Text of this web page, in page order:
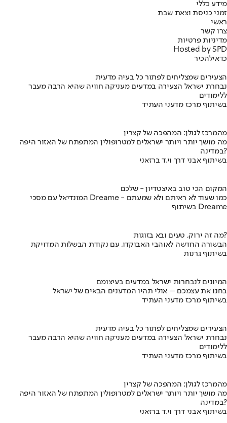
מידע כללי
זמני כניסת וצאת שבת
ראשי
צרו קשר
מדיניות פרטיות
Hosted by SPD
כדאילהכיר
הצעירים שמצליחים לפתור כל בעיה מדעית
נבחרת ישראל הצעירה במדעים מעניקה חוויה שהיא הרבה מעבר
ללימודים
בשיתוף מרכז מדעני העתיד
מהמרכז לגולן: המהפכה של קצרין
מה מושך יותר ויותר ישראלים למטרופולין המתפתח של האזור היפה
במדינה?
בשיתוף אבני דרך וי.ד ברזאני
המקום הכי טוב באיצטדיון - שלכם
המונדיאל עם מסכי Dreame - כמו שעוד לא ראיתם ולא שמעתם
בשיתוף Dreame
מה זה ירוק, טעים ובא בזוגות?
הבשורה החדשה לאוהבי האבוקדו, עם נקודת הבשלות המדויקת
בשיתוף גרנות
המיונים לנבחרות ישראל במדעים בעיצומם
בחנו את עצמכם – אולי תהיו המדענים הבאים של ישראל
בשיתוף מרכז מדעני העתיד
הצעירים שמצליחים לפתור כל בעיה מדעית
נבחרת ישראל הצעירה במדעים מעניקה חוויה שהיא הרבה מעבר
ללימודים
בשיתוף מרכז מדעני העתיד
מהמרכז לגולן: המהפכה של קצרין
מה מושך יותר ויותר ישראלים למטרופולין המתפתח של האזור היפה
במדינה?
בשיתוף אבני דרך וי.ד ברזאני